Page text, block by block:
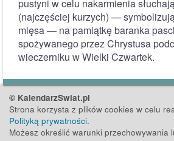
pustyni w celu nakarmienia
(najczęściej kurzych) —
mięsa — na pamiątkę baranka
spożywanego przez Chrystusa
wieczerniku w Wielki Czwartek.
© KalendarzSwiat.pl
Strona korzysta z plików cookies w celu
Polityką prywatności.
Możesz określić warunki przechowywania